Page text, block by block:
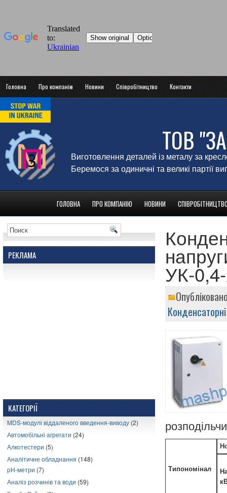
Головна Про компанію Новини Співробітництво Контакти
ТОВ
Виготовлення деталей із металу за
Беремося за одиничні та великі партії
ГОЛОВНА ПРО КОМПАНІЮ НОВИНИ
РЕКЛАМА
КАТЕГОРІЇ
MDS-модулі віддаленого введення-виводу (2)
Автомобільні агрегати (24)
Алкотестери (5)
Аналітичне обладнання (148)
pH-метри (7)
Аналіз розчинів та води (59)
УК-
Типономінал